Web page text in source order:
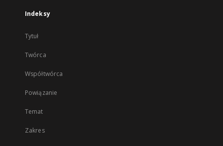
Indeksy
Tytuł
Twórca
Współtwórca
Powiązanie
Temat
Zakres